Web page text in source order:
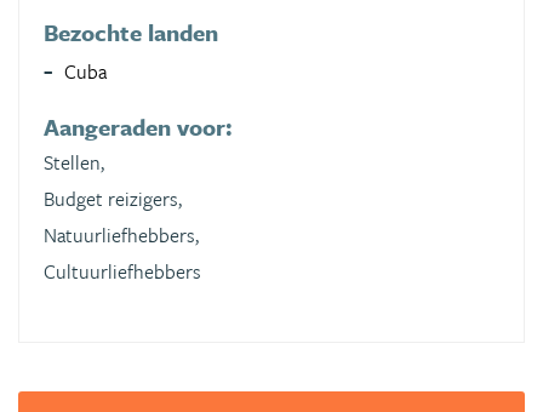
Bezochte landen
Cuba
Aangeraden voor:
Stellen,
Budget reizigers,
Natuurliefhebbers,
Cultuurliefhebbers